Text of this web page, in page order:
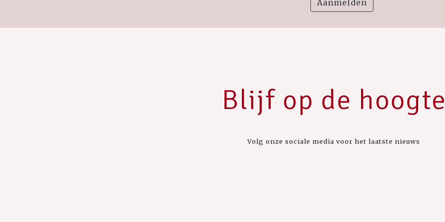
Aanmelden
Blijf op de
Volg onze sociale media voor het laatste nieuws